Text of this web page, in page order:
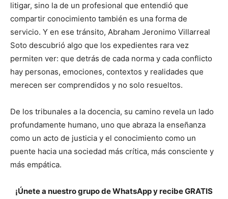
litigar, sino la de un profesional que entendió que
compartir conocimiento también es una forma de
servicio. Y en ese tránsito, Abraham Jeronimo Villarreal
Soto descubrió algo que los expedientes rara vez
permiten ver: que detrás de cada norma y cada conflicto
hay personas, emociones, contextos y realidades que
merecen ser comprendidos y no solo resueltos.
De los tribunales a la docencia, su camino revela un lado
profundamente humano, uno que abraza la enseñanza
como un acto de justicia y el conocimiento como un
puente hacia una sociedad más crítica, más consciente y
más empática.
¡Únete a nuestro grupo de WhatsApp y recibe GRATIS